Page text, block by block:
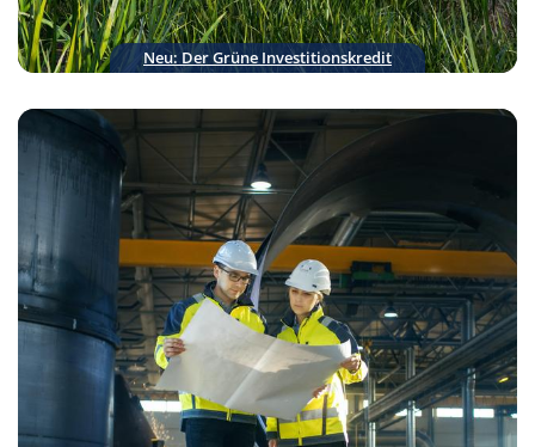
Neu: Der GrüneInvestitionskredit